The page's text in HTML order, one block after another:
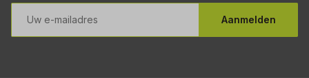
E-
mailadres
Aanmelden